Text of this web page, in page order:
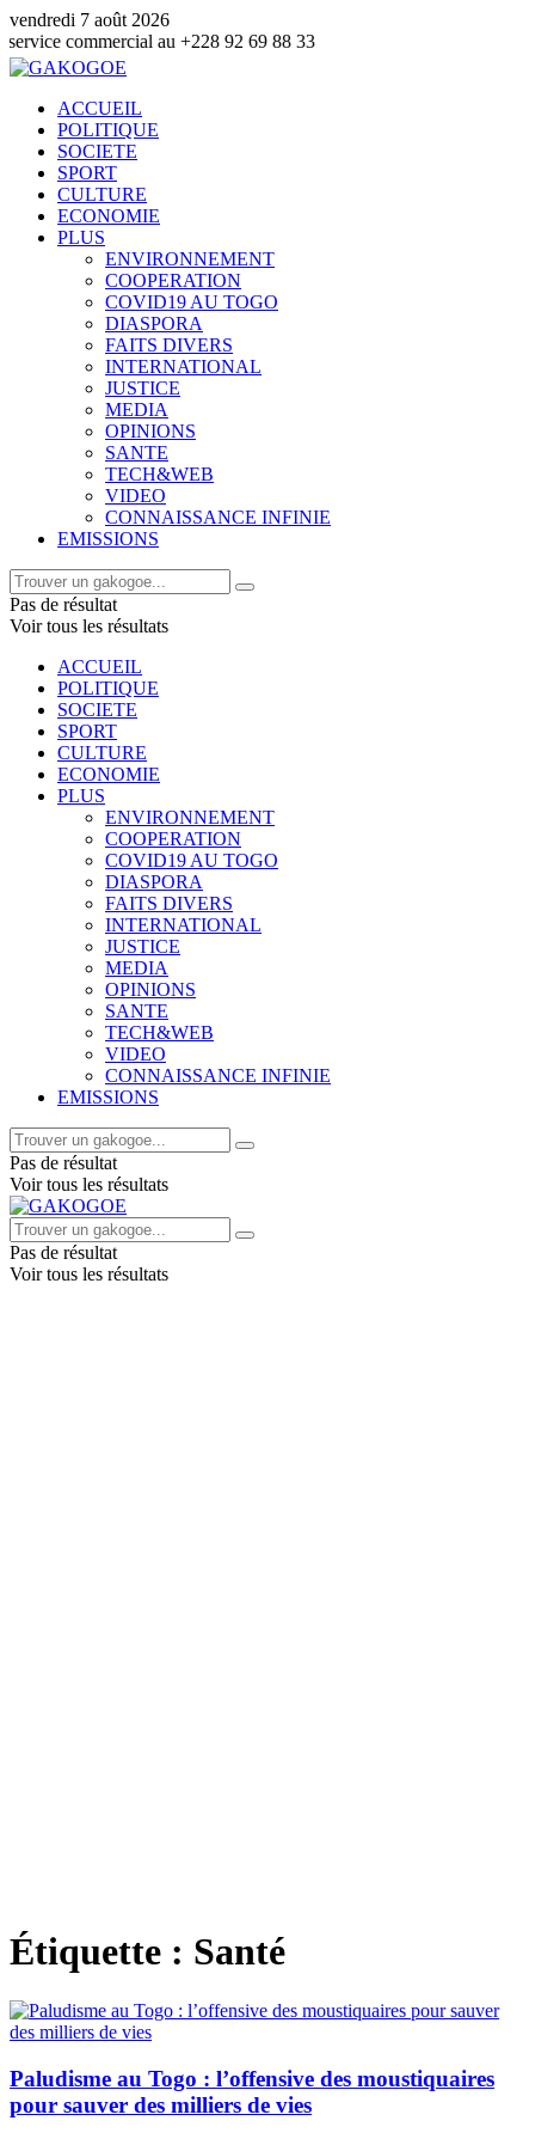
vendredi 7 août 2026
au +228 92 69 88 33
ACCUEIL
POLITIQUE
SOCIETE
SPORT
CULTURE
ECONOMIE
PLUS
ENVIRONNEMENT
COOPERATION
COVID19 AU TOGO
DIASPORA
FAITS DIVERS
INTERNATIONAL
JUSTICE
MEDIA
OPINIONS
SANTE
TECH&WEB
VIDEO
CONNAISSANCE INFINIE
EMISSIONS
Pas de résultat
Voir tous les résultats
ACCUEIL
POLITIQUE
SOCIETE
SPORT
CULTURE
ECONOMIE
PLUS
ENVIRONNEMENT
COOPERATION
COVID19 AU TOGO
DIASPORA
FAITS DIVERS
INTERNATIONAL
JUSTICE
MEDIA
OPINIONS
SANTE
TECH&WEB
VIDEO
CONNAISSANCE INFINIE
EMISSIONS
Pas de résultat
Voir tous les résultats
Pas de résultat
Voir tous les résultats
Étiquette : Santé
Paludisme au Togo : l’offensive des moustiquaires
pour sauver des milliers de vies